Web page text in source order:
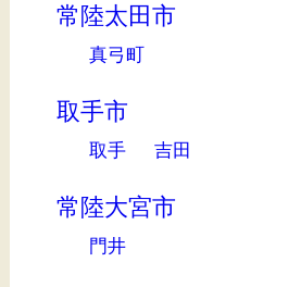
常陸太田市
真弓町
取手市
取手 吉田
常陸大宮市
門井